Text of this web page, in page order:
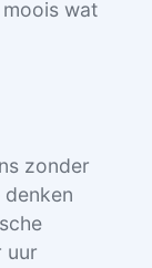
wat
zonder
uur